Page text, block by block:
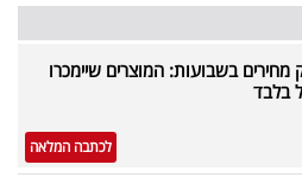
מחירים בשבועות: המוצרים שיימכרו
לכתבה המלאה